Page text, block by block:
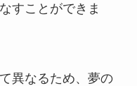
すことができま
異なるため、夢の